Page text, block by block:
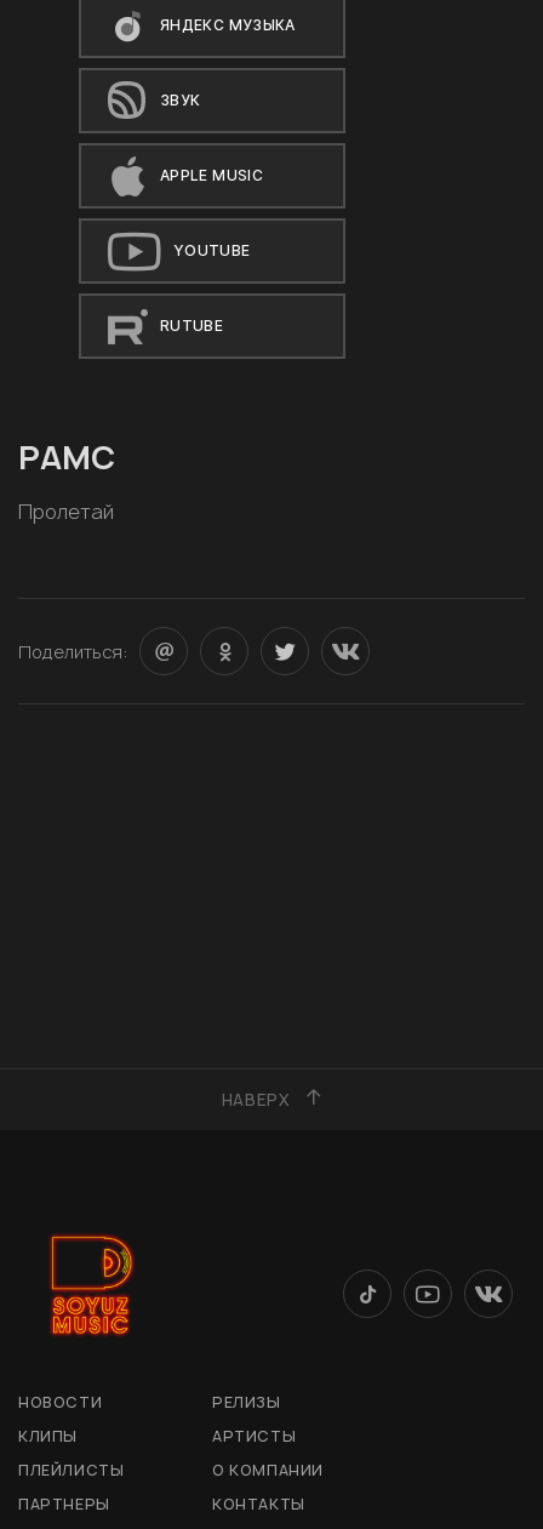
ЯНДЕКС МУЗЫКА
ЗВУК
APPLE MUSIC
YOUTUBE
RUTUBE
РАМС
Пролетай
Поделиться:
НАВЕРХ
НОВОСТИ
РЕЛИЗЫ
КЛИПЫ
АРТИСТЫ
ПЛЕЙЛИСТЫ
О КОМПАНИИ
ПАРТНЕРЫ
КОНТАКТЫ